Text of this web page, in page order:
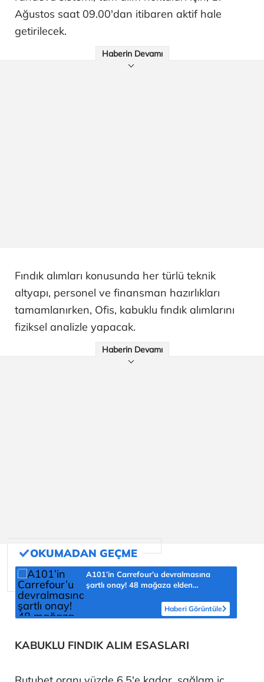
Ağustos saat 09.00'dan itibaren aktif hale
getirilecek.
Haberin Devamı
Fındık alımları konusunda her türlü teknik
altyapı, personel ve finansman hazırlıkları
tamamlanırken, Ofis, kabuklu fındık alımlarını
fiziksel analizle yapacak.
Haberin Devamı
A101’in Carrefour’u devralmasına
şartlı onay! 48 mağaza elden
Haberi Görüntüle
KABUKLU FINDIK ALIM ESASLARI